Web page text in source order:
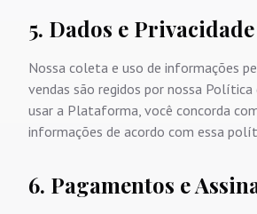
5. Dados e Privacidade
Nossa coleta e uso de informações
vendas são regidos por nossa Política
usar a Plataforma, você concorda
informações de acordo com essa
6. Pagamentos e